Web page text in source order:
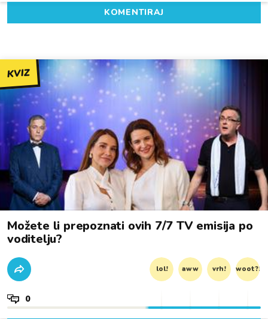
KOMENTIRAJ
KVIZ
Možete li prepoznati ovih 7/7 TV emisija po
voditelju?
lol! aww vrh! woot?!
0